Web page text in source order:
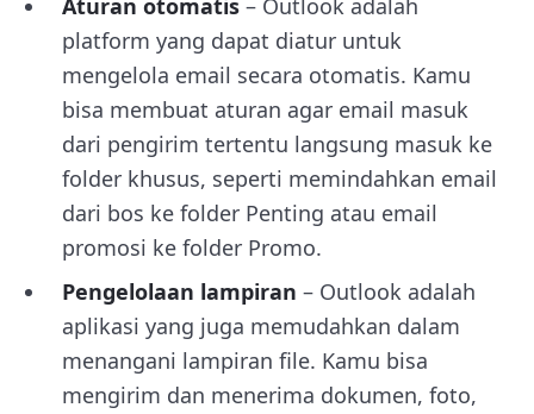
Aturan otomatis – Outlook adalah
platform yang dapat diatur untuk
mengelola email secara otomatis. Kamu
bisa membuat aturan agar email masuk
dari pengirim tertentu langsung masuk ke
folder khusus, seperti memindahkan email
dari bos ke folder Penting atau email
promosi ke folder Promo.
Pengelolaan lampiran – Outlook adalah
aplikasi yang juga memudahkan dalam
menangani lampiran file. Kamu bisa
mengirim dan menerima dokumen, foto,